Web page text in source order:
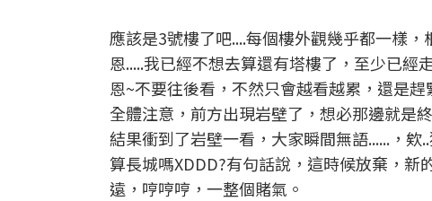
應該是3號樓了吧....每個樓外觀幾乎都一樣，
恩.....我已經不想去算還有塔樓了，至少已
恩~不要往後看，不然只會越看越累，還是趕
全體注意，前方出現岩壁了，想必那邊就是
結果衝到了岩壁一看，大家瞬間無語......，
算長城嗎XDDD?有句話說，這時候放棄，
遠，哼哼哼，一整個賭氣。